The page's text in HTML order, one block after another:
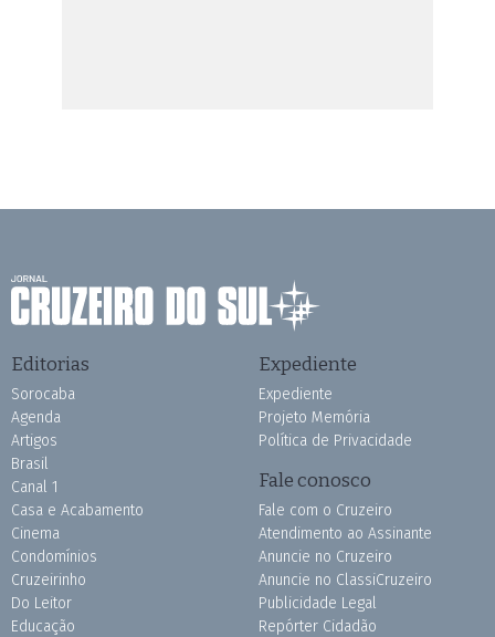
Editorias
Sorocaba
Agenda
Artigos
Brasil
Canal 1
Casa e Acabamento
Cinema
Condomínios
Cruzeirinho
Do Leitor
Educação
Expediente
Expediente
Projeto Memória
Política de Privacidade
Fale conosco
Fale com o Cruzeiro
Atendimento ao Assinante
Anuncie no Cruzeiro
Anuncie no ClassiCruzeiro
Publicidade Legal
Repórter Cidadão